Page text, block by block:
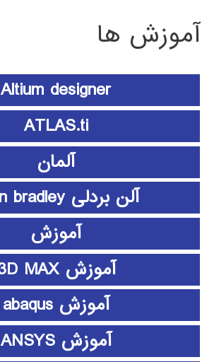
آموزش ها
Altium designer
ATLAS.ti
آلمان
آلن بردلی Allen bradley
آموزش
آموزش 3D MAX
آموزش abaqus
آموزش ANSYS